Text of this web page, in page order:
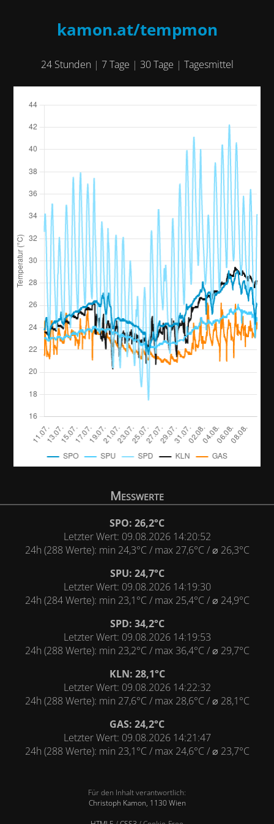
kamon.at/tempmon
24 Stunden| 7 Tage | 30 Tage | Tagesmittel
Messwerte
SPO: 26,2°C
Letzter Wert: 09.08.2026 14:20:52
24h (288 Werte): min 24,3°C / max 27,6°C / ⌀ 26,3°C
SPU: 24,7°C
Letzter Wert: 09.08.2026 14:19:30
24h (284 Werte): min 23,1°C / max 25,4°C / ⌀ 24,9°C
SPD: 34,2°C
Letzter Wert: 09.08.2026 14:19:53
24h (288 Werte): min 23,2°C / max 36,4°C / ⌀ 29,7°C
KLN: 28,1°C
Letzter Wert: 09.08.2026 14:22:32
24h (288 Werte): min 27,6°C / max 28,6°C / ⌀ 28,1°C
GAS: 24,2°C
Letzter Wert: 09.08.2026 14:21:47
24h (288 Werte): min 23,1°C / max 24,6°C / ⌀ 23,7°C
Für den Inhalt verantwortlich:
Christoph Kamon, 1130 Wien